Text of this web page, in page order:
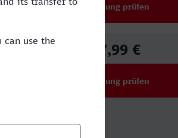
Verbindung prüfen
27,99 €
Verbindung prüfen